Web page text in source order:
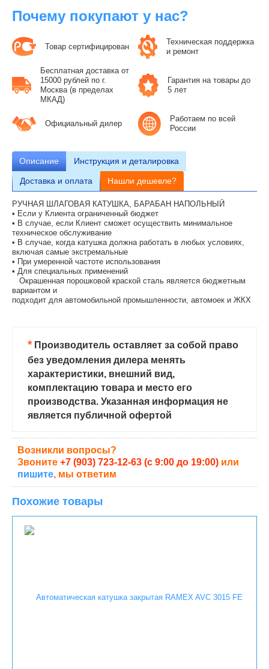
Почему покупают у нас?
Товар сертифицирован
Техническая поддержка
и ремонт
Бесплатная доставка от
15000 рублей по г.
Москва (в пределах
МКАД)
Гарантия на товары до
5 лет
Официальный дилер
Работаем по всей
России
Описание Инструкция и деталировка
Доставка и оплата Нашли дешевле?
РУЧНАЯ ШЛАГОВАЯ КАТУШКА, БАРАБАН НАПОЛЬНЫЙ
• Если у Клиента ограниченный бюджет
• В случае, если Клиент сможет осуществить минимальное
техническое обслуживание
• В случае, когда катушка должна работать в любых условиях,
включая самые экстремальные
• При умеренной частоте использования
• Для специальных применений
Окрашенная порошковой краской сталь является бюджетным
вариантом и
подходит для автомобильной промышленности, автомоек и ЖКХ
*Производитель оставляет за собой право
без уведомления дилера менять
характеристики, внешний вид,
комплектацию товара и место его
производства. Указанная информация не
является публичной офертой
Возникли вопросы?
Звоните +7 (903) 723-12-63 (с 9:00 до 19:00) или
пишите, мы ответим
Похожие товары